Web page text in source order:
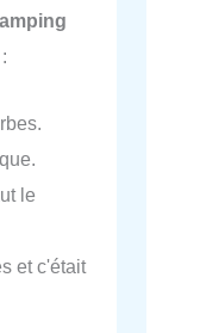
:
le
et c'était